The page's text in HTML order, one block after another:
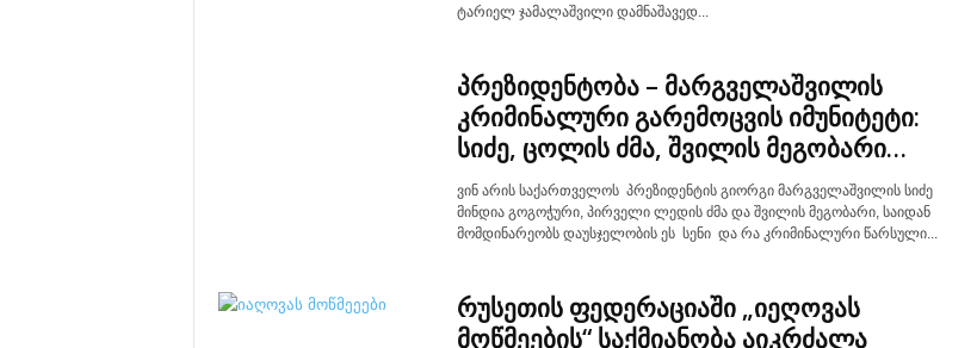
ტარიელ ჯამალაშვილი დამნაშავედ...
პრეზიდენტობა – მარგველაშვილის
კრიმინალური გარემოცვის იმუნიტეტი:
სიძე, ცოლის ძმა, შვილის მეგობარი…
ვინ არის საქართველოს პრეზიდენტის გიორგი მარგველაშვილის სიძე
მინდია გოგოჭური, პირველი ლედის ძმა და შვილის მეგობარი, საიდან
მომდინარეობს დაუსჯელობის ეს სენი და რა კრიმინალური წარსული...
რუსეთის ფედერაციაში „იეღოვას
მოწმეების“ საქმიანობა აიკრძალა